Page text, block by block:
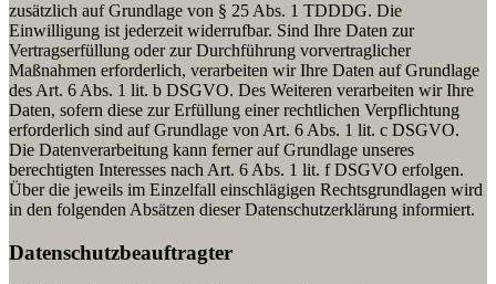
zusätzlich auf Grundlage von § 25 Abs. 1 TDDDG. Die
Einwilligung ist jederzeit widerrufbar. Sind Ihre Daten zur
Vertragserfüllung oder zur Durchführung vorvertraglicher
Maßnahmen erforderlich, verarbeiten wir Ihre Daten auf Grundlage
des Art. 6 Abs. 1 lit. b DSGVO. Des Weiteren verarbeiten wir Ihre
Daten, sofern diese zur Erfüllung einer rechtlichen Verpflichtung
erforderlich sind auf Grundlage von Art. 6 Abs. 1 lit. c DSGVO.
Die Datenverarbeitung kann ferner auf Grundlage unseres
berechtigten Interesses nach Art. 6 Abs. 1 lit. f DSGVO erfolgen.
Über die jeweils im Einzelfall einschlägigen Rechtsgrundlagen wird
in den folgenden Absätzen dieser Datenschutzerklärung informiert.
Datenschutz­beauftragter